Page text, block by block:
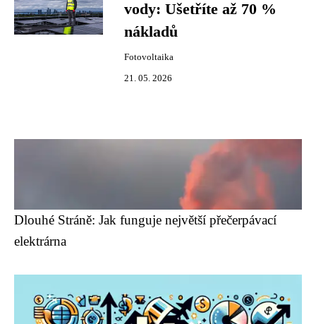
vody: Ušetříte až 70 %
nákladů
Fotovoltaika
21. 05. 2026
Dlouhé Stráně: Jak funguje největší přečerpávací
elektrárna